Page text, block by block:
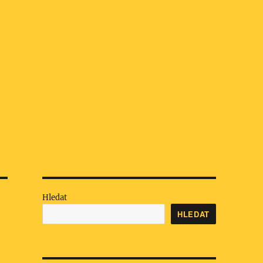
Hledat
HLEDAT